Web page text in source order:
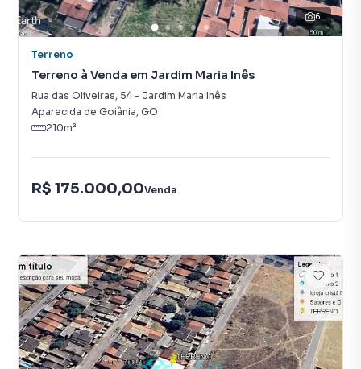
6
Terreno
Terreno à Venda em Jardim Maria Inês
Rua das Oliveiras, 54- Jardim Maria Inês
Aparecida de Goiânia, GO
210m²
R$ 175.000,00Venda